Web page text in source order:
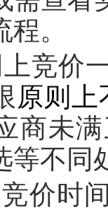
。
上竞价
原则上
商未
等不同
价时